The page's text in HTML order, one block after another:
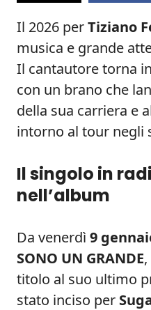
Il 2026 perTiziano
musica e grande
Il cantautore torna
con un brano che
della sua carriera e
intorno al tour negli
Il singolo in
nell’album
Da venerdì 9
SONO UN GRANDE
titolo al suo ultimo
stato inciso per